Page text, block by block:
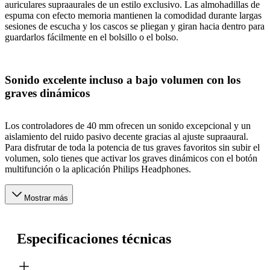
auriculares supraaurales de un estilo exclusivo. Las almohadillas de
espuma con efecto memoria mantienen la comodidad durante largas
sesiones de escucha y los cascos se pliegan y giran hacia dentro para
guardarlos fácilmente en el bolsillo o el bolso.
Sonido excelente incluso a bajo volumen con los
graves dinámicos
Los controladores de 40 mm ofrecen un sonido excepcional y un
aislamiento del ruido pasivo decente gracias al ajuste supraaural.
Para disfrutar de toda la potencia de tus graves favoritos sin subir el
volumen, solo tienes que activar los graves dinámicos con el botón
multifunción o la aplicación Philips Headphones.
Mostrar más
Especificaciones técnicas